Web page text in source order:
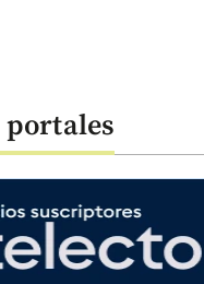
portales